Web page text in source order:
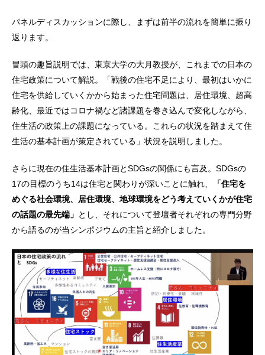
パネルディスカッションに際し、まずは前半の流れを簡単に振り
返ります。
冒頭の趣旨説明では、東京大学の大月教授が、これまでの日本の
住宅政策について解説。「戦後の住宅不足により、最初はいかに
住宅を供給していくかから始まった住宅問題は、居住環境、超高
齢化、最近ではコロナ禍など諸課題を巻き込んで変化しながら、
住生活の政策上の課題になっている。これらの状況を踏まえて住
生活の基本計画が策定されている」状況を説明しました。
さらに現在の住生活基本計画とSDGsの関係にも言及。SDGsの
17の目標のうち14は住宅と関わりが深いことに触れ、
「住宅を
めぐる社会環境、居住環境、地球環境をどう考えていくかが住宅
の話題の最先端」 とし、それについて登壇者それぞれの専門分野
から語るのが当シンポジウムの主旨と紹介しました。